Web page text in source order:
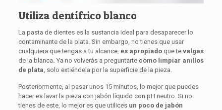
Utiliza dentífrico blanco
La pasta de dientes es la sustancia ideal para desaparecer lo
contaminante de la plata. Sin embargo, no tienes que usar
cualquiera que tengas a tu alcance, es apropiado que tevalgas
de la blanca. Ya no volverás a preguntarte cómo limpiar anillos
de plata , solo extiéndela por la superficie de la pieza.
Posteriormente, al pasar unos 15 minutos, lo mejor que puedes
hacer es lavar la pieza con jabón líquido con pH neutro. Si no
tienes de este, lo mejor es que utilices un poco de jabón